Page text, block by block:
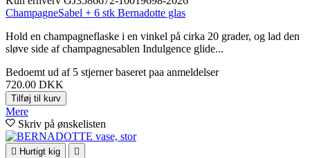
ChampagneSabel + 6 stk Bernadotte glas
Hold en champagneflaske i en vinkel på cirka 20 grader, og lad den
sløve side af champagnesablen Indulgence glide...
Bedoemt ud af 5 stjerner baseret paa anmeldelser
720.00 DKK
Tilføj til kurv
Mere
Skriv på ønskelisten
 Hurtigt kig 